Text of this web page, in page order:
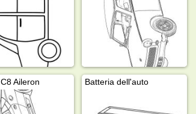
Aileron Batteria dell'auto